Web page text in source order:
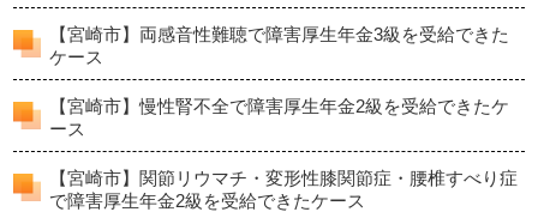
【宮崎市】両感音性難聴で障害厚生年金3級を受給できた
ケース
【宮崎市】慢性腎不全で障害厚生年金2級を受給できたケ
ース
【宮崎市】関節リウマチ・変形性膝関節症・腰椎すべり症
で障害厚生年金2級を受給できたケース